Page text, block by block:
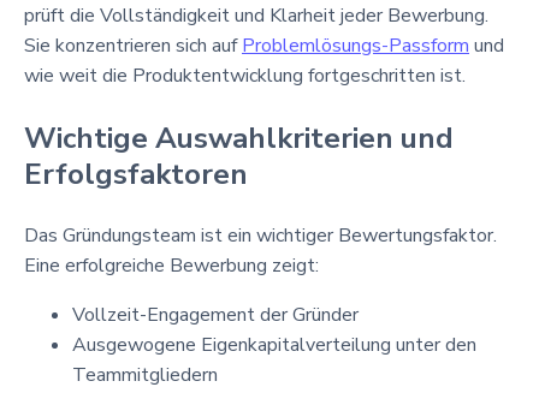
prüft die Vollständigkeit und Klarheit jeder Bewerbung.
Sie konzentrieren sich aufProblemlösungs-Passform und
wie weit die Produktentwicklung fortgeschritten ist.
Wichtige Auswahlkriterien und
Erfolgsfaktoren
Das Gründungsteam ist ein wichtiger Bewertungsfaktor.
Eine erfolgreiche Bewerbung zeigt:
Vollzeit-Engagement der Gründer
Ausgewogene Eigenkapitalverteilung unter den
Teammitgliedern